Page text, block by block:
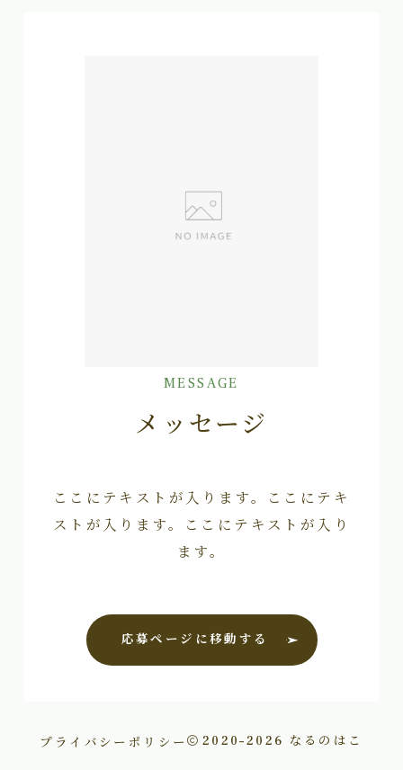
MESSAGE
メッセージ
ここにテキストが入ります。ここにテキ
ストが入ります。ここにテキストが入り
ます。
応募ページに移動する
プライバシーポリシー 2020–2026 なるのはこ